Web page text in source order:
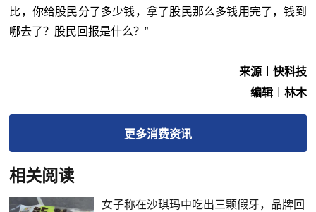
比，你给股民分了多少钱，拿了股民那么多钱用完了，钱到
哪去了？股民回报是什么？”
来源︱快科技
编辑︱林木
更多消费资讯
相关阅读
女子称在沙琪玛中吃出三颗假牙，品牌回